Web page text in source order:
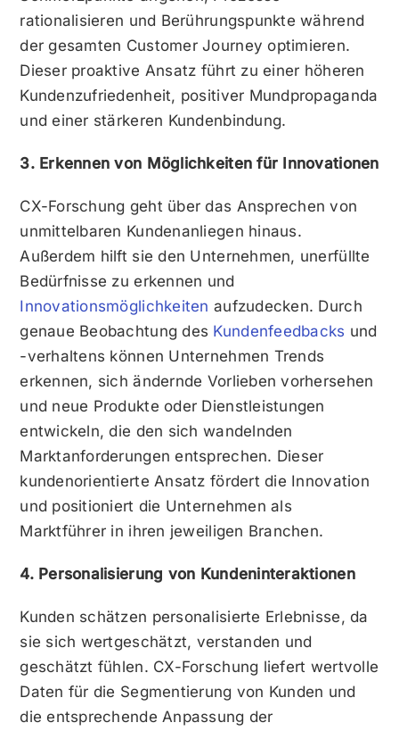
rationalisieren und Berührungspunkte während
der gesamten Customer Journey optimieren.
Dieser proaktive Ansatz führt zu einer höheren
Kundenzufriedenheit, positiver Mundpropaganda
und einer stärkeren Kundenbindung.
3. Erkennen von Möglichkeiten für Innovationen
CX-Forschung geht über das Ansprechen von
unmittelbaren Kundenanliegen hinaus.
Außerdem hilft sie den Unternehmen, unerfüllte
Bedürfnisse zu erkennen und
Innovationsmöglichkeiten aufzudecken. Durch
genaue Beobachtung des Kundenfeedbacks und
-verhaltens können Unternehmen Trends
erkennen, sich ändernde Vorlieben vorhersehen
und neue Produkte oder Dienstleistungen
entwickeln, die den sich wandelnden
Marktanforderungen entsprechen. Dieser
kundenorientierte Ansatz fördert die Innovation
und positioniert die Unternehmen als
Marktführer in ihren jeweiligen Branchen.
4. Personalisierung von Kundeninteraktionen
Kunden schätzen personalisierte Erlebnisse, da
sie sich wertgeschätzt, verstanden und
geschätzt fühlen. CX-Forschung liefert wertvolle
Daten für die Segmentierung von Kunden und
die entsprechende Anpassung der